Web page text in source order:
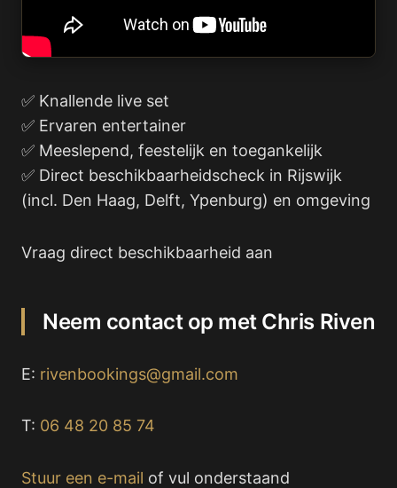
✅ Knallende live set
✅ Ervaren entertainer
✅ Meeslepend, feestelijk en toegankelijk
✅ Direct beschikbaarheidscheck in Rijswijk
(incl. Den Haag, Delft, Ypenburg) en omgeving
Vraag direct beschikbaarheid aan
Neem contact op met Chris Riven
E: rivenbookings@gmail.com
T: 06 48 20 85 74
Stuur een e-mail of vul onderstaand